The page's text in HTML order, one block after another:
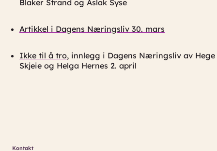
Blaker Strand og Aslak Syse
Artikkel i Dagens Næringsliv 30. mars
Ikke til å tro, innlegg i Dagens Næringsliv av Hege
Skjeie og Helga Hernes 2. april
Kontakt